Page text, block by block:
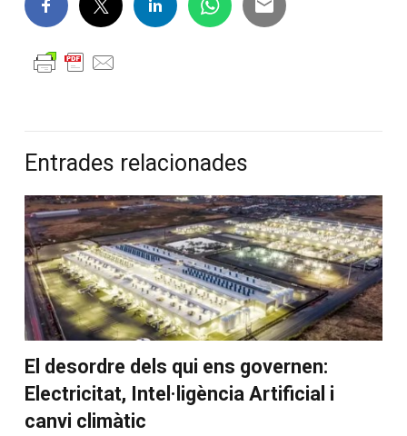
SHARE ON X
Entrades relacionades